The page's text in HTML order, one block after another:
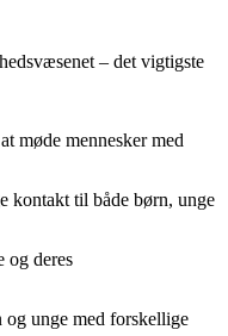
– det vigtigste
møde mennesker med
kontakt til både børn, unge
og deres
og unge med forskellige